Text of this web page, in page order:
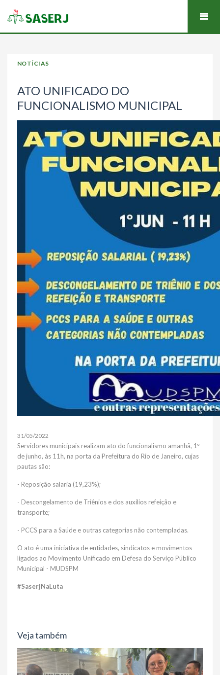
NOTÍCIAS
ATO UNIFICADO DO
FUNCIONALISMO MUNICIPAL
31/05/2022
Servidores municipais realizam ato do funcionalismo amanhã, 1º
de junho, às 11h, na porta da Prefeitura do Rio de Janeiro, cujas
pautas são:
- Reposição salaria (19,23%);
- Descongelamento de Triênios e dos auxílios refeição e
transporte;
- PCCS para a Saúde e outras categorias não contempladas.
O ato é uma iniciativa de entidades, sindicatos e movimentos
ligados ao Movimento Unificado em Defesa do Serviço Público
Municipal - MUDSPM
#SaserjNaLuta
Veja também